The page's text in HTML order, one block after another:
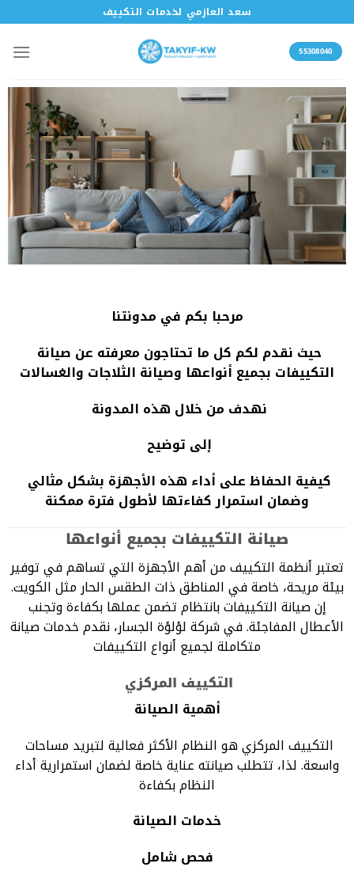
سعد العازمي لخدمات التكييف
55308040
مرحبا بكم في مدونتنا
التكييفات بجميع أنواعها وصيانة الثلاجات والغسالات
نهدف من خلال هذه المدونة
إلى توضيح
وضمان استمرار كفاءتها لأطول فترة ممكنة
صيانة التكييفات بجميع أنواعها
تعتبر أنظمة التكييف من أهم الأجهزة التي تساهم في توفير
بيئة مريحة، خاصة في المناطق ذات الطقس الحار مثل الكويت.
إن صيانة التكييفات بانتظام تضمن عملها بكفاءة وتجنب
الأعطال المفاجئة. في شركة لؤلؤة الجسار، نقدم خدمات صيانة
متكاملة لجميع أنواع التكييفات
التكييف المركزي
أهمية الصيانة
واسعة. لذا، تتطلب صيانته عناية خاصة لضمان استمرارية أداء
النظام بكفاءة
خدمات الصيانة
فحص شامل